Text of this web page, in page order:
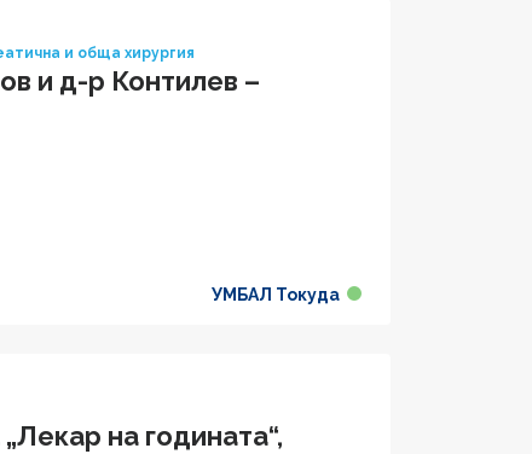
и обща хирургия
и д-р Контилев –
УМБАЛ Токуда
на годината“,